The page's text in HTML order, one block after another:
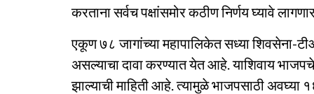
करताना सर्वच पक्षांसमोर कठीण निर्णय घ्यावे
एकूण ७८ जागांच्या महापालिकेत सध्या शिवसेना-
असल्याचा दावा करण्यात येत आहे. याशिवाय
झाल्याची माहिती आहे. त्यामुळे भाजपसाठी